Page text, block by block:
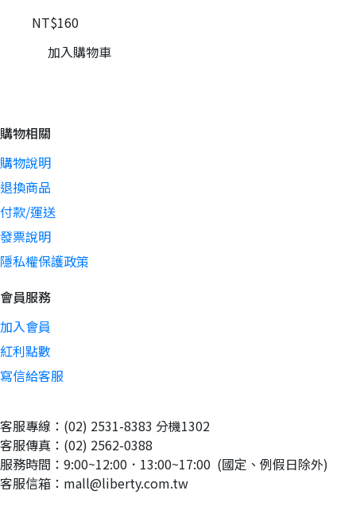
NT$160
加入購物車
購物相關
購物說明
退換商品
付款/運送
發票說明
隱私權保護政策
會員服務
加入會員
紅利點數
寫信給客服
客服專線：(02) 2531-8383 分機1302
客服傳真：(02) 2562-0388
服務時間：9:00~12:00．13:00~17:00  (國定、例假日除外)
客服信箱：mall@liberty.com.tw